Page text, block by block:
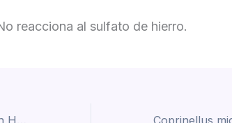
reacciona al sulfato de hierro.